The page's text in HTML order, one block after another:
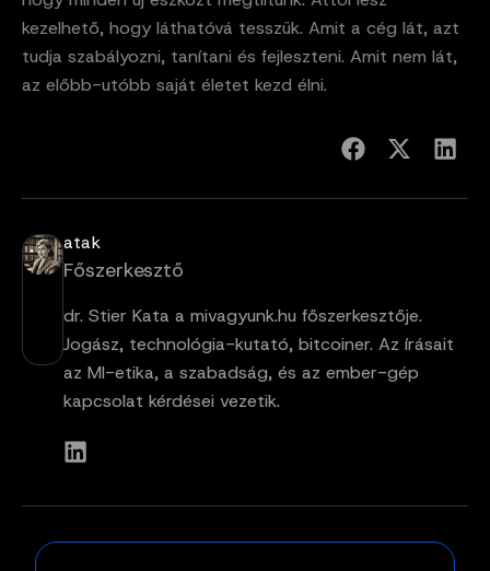
kezelhető, hogy láthatóvá tesszük. Amit a cég lát, azt
tudja szabályozni, tanítani és fejleszteni. Amit nem lát,
az előbb-utóbb saját életet kezd élni.
atak
Főszerkesztő
dr. Stier Kata a mivagyunk.hu főszerkesztője.
Jogász, technológia-kutató, bitcoiner. Az írásait
az MI-etika, a szabadság, és az ember-gép
kapcsolat kérdései vezetik.